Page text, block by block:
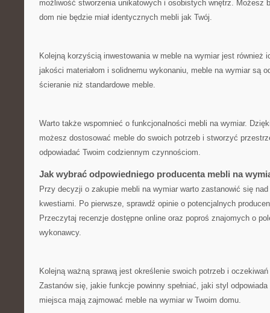
możliwość stworzenia unikatowych⁢ i osobistych wnętrz. Możesz
dom nie będzie miał identycznych mebli jak Twój.
Kolejną ​korzyścią inwestowania w meble na wymiar​ jest również
jakości materiałom ⁤i solidnemu wykonaniu, meble na wymiar ‍są
ścieranie niż ​standardowe ⁤meble.
Warto także wspomnieć o funkcjonalności mebli na wymiar.
możesz‌ dostosować meble do swoich ⁢potrzeb i⁢ stworzyć
⁣odpowiadać⁣ Twoim codziennym czynnościom.
Jak wybrać odpowiedniego producenta mebli⁢ na
Przy decyzji o zakupie ‍mebli na wymiar ​warto zastanowić się
kwestiami. ‌Po pierwsze, sprawdź opinie o ⁤potencjalnych
Przeczytaj recenzje dostępne‌ online oraz poproś znajomych ⁣o
wykonawcy.
Kolejną ważną sprawą ⁣jest określenie swoich potrzeb i
Zastanów się, jakie ‌funkcje powinny spełniać, jaki styl
miejsca mają zajmować meble na wymiar w‍ Twoim ​domu.